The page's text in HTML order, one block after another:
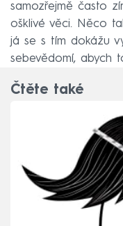
samozřejmě často
ošklivé věci. Něco
já se s tím dokážu
sebevědomí, abych
Čtěte také